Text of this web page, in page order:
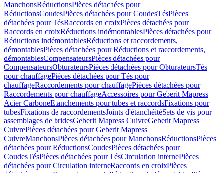
ManchonsRéductionsPièces détachées pour
RéductionsCoudesPièces détachées pour CoudesTésPièces
détachées pour TésRaccords en croixPièces détachées pour
Raccords en croixRéductions indémontablesPièces détachées pour
Réductions indémontablesRéductions et raccordements,
démontablesPièces détachées pour Réductions et raccordements,
démontablesCompensateursPièces détachées pour
CompensateursObturateursPièces détachées pour ObturateursTés
pour chauffagePièces détachées pour Tés pour
chauffageRaccordements pour chauffagePièces détachées pour
Raccordements pour chauffageAccessoires pour Geberit Mapress
Acier CarboneEtanchements pour tubes et raccordsFixations pour
tubesFixations de raccordementsJoints d'étanchéitéSets de vis pour
assemblages de bridesGeberit Mapress CuivreGeberit Mapress
CuivrePièces détachées pour Geberit Mapress
CuivreManchonsPièces détachées pour ManchonsRéductionsPièces
détachées pour RéductionsCoudesPièces détachées pour
CoudesTésPièces détachées pour TésCirculation internePièces
détachées pour Circulation interneRaccords en croixPièces